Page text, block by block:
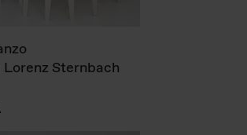
Sternbach